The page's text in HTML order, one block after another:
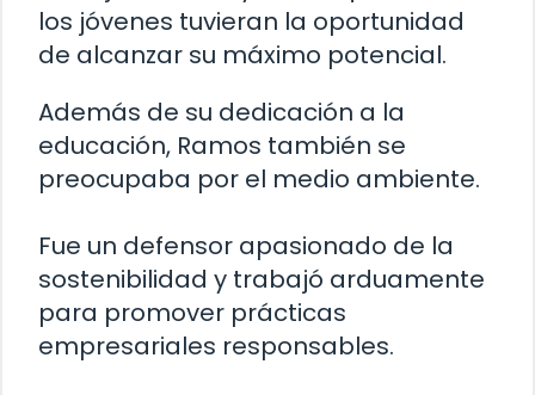
los jóvenes tuvieran la oportunidad
de alcanzar su máximo potencial.
Además de su dedicación a la
educación, Ramos también se
preocupaba por el medio ambiente.
Fue un defensor apasionado de la
sostenibilidad y trabajó arduamente
para promover prácticas
empresariales responsables.